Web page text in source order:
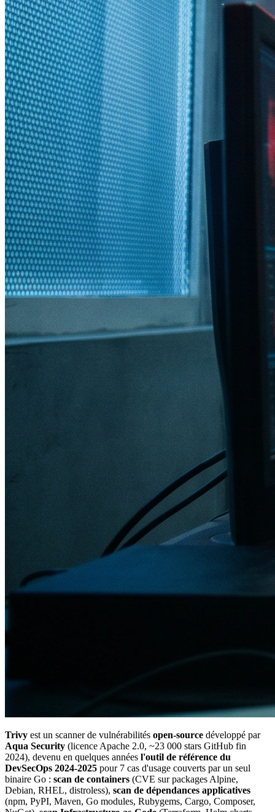
Trivy est un scanner de vulnérabilités open-source développé par
Aqua Security (licence Apache 2.0, ~23 000 stars GitHub fin
2024), devenu en quelques années l'outil de référence du
DevSecOps 2024-2025 pour 7 cas d'usage couverts par un seul
binaire Go : scan de containers (CVE sur packages Alpine,
Debian, RHEL, distroless), scan de dépendances applicatives
(npm, PyPI, Maven, Go modules, Rubygems, Cargo, Composer,